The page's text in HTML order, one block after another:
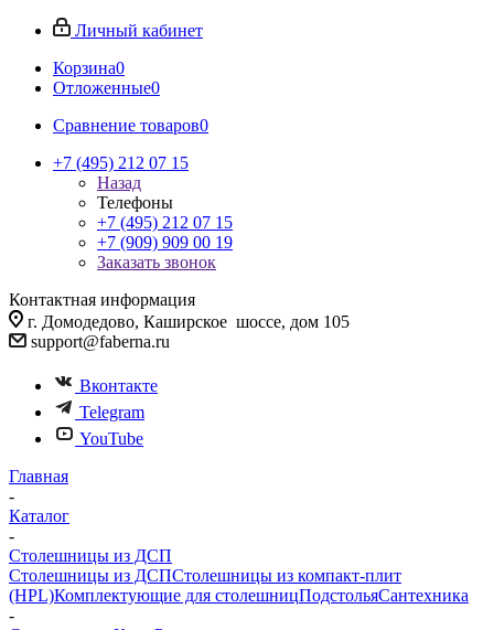
Личный кабинет
Корзина0
Отложенные0
Сравнение товаров0
+7 (495) 212 07 15
Назад
Телефоны
+7 (495) 212 07 15
+7 (909) 909 00 19
Заказать звонок
Контактная информация
г. Домодедово, Каширское шоссе, дом 105
support@faberna.ru
Вконтакте
Telegram
YouTube
Главная
-
Каталог
-
Столешницы из ДСП
Столешницы из ДСПСтолешницы из компакт-плит
(HPL)Комплектующие для столешницПодстольяСантехника
-